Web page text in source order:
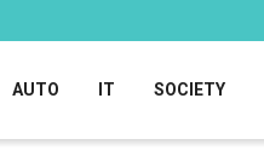
AUTO IT SOCIETY